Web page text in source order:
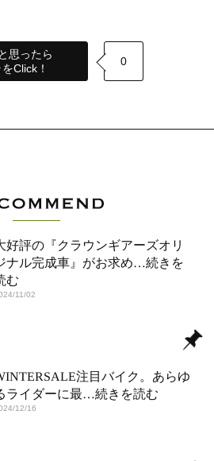
思ったら
Click！
0
好評の『クラウンギアーズオリ
ナル完成車』がお求め…続きを
む
11/02
注目バイク。あらゆ
ライダーに最…続きを読む
12/16